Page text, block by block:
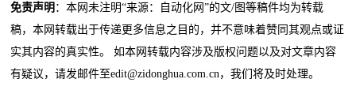
免责声明 ：本网未注明“来源：自动化网”的文/图等稿件均为转载
稿，本网转载出于传递更多信息之目的，并不意味着赞同其观点或证
实其内容的真实性。 如本网转载内容涉及版权问题以及对文章内容
有疑议，请发邮件至edit@zidonghua.com.cn，我们将及时处理。